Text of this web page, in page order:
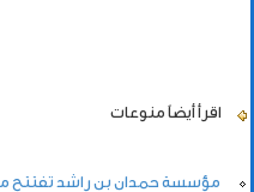
اقرأ أيضاً منوعات
مؤسسة حمدان بن راشد تفتتح